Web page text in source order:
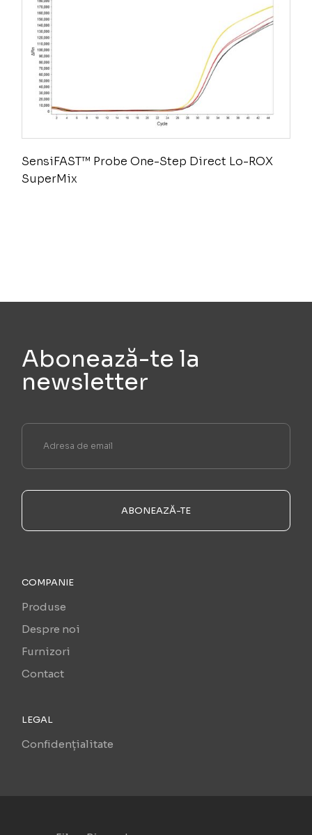
SensiFAST™ Probe One-Step Direct Lo-ROX
SuperMix
Abonează-te la
newsletter
ABONEAZĂ-TE
COMPANIE
Produse
Despre noi
Furnizori
Contact
LEGAL
Confidențialitate